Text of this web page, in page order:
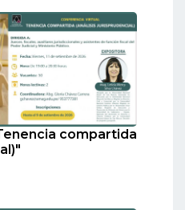
compartida